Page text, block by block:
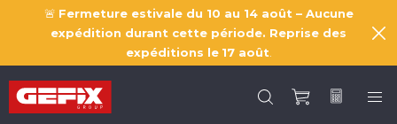
🚨 Fermeture estivale du 10 au 14 août – Aucune
expédition durant cette période. Reprise des
expéditions le 17 août